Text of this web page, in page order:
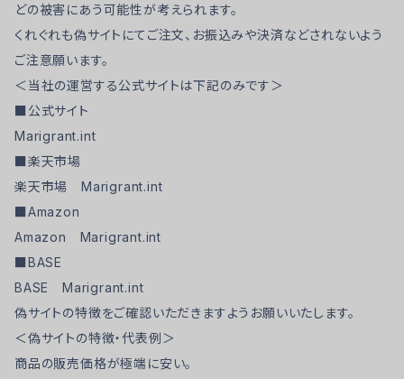
シャープナー
どの被害にあう可能性が考えられます。
くれぐれも偽サイトにてご注文、お振込みや決済などされないよう
ご注意願います。
＜当社の運営する公式サイトは下記のみです＞
■公式サイト
Marigrant.int
■楽天市場
楽天市場 Marigrant.int
■Amazon
Amazon Marigrant.int
■BASE
BASE Marigrant.int
偽サイトの特徴をご確認いただきますようお願いいたします。
＜偽サイトの特徴・代表例＞
商品の販売価格が極端に安い。